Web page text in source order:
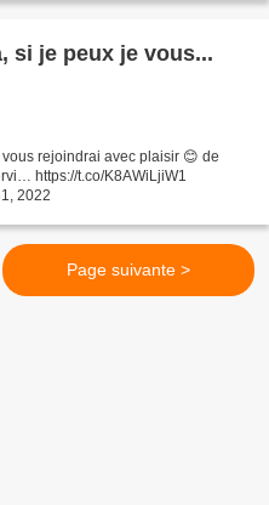
si je peux je vous...
rejoindrai avec plaisir 😊 de
https://t.co/K8AWiLjiW1
2022
Page suivante >